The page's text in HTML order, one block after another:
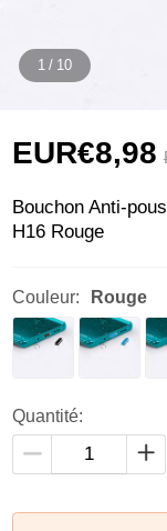
1 / 10
EUR€8,98
Bouchon Anti-
H16 Rouge
Couleur: Rouge
Quantité: